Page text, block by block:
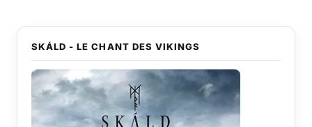
SKÁLD - LE CHANT DES VIKINGS